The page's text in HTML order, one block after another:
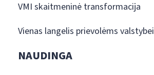
VMI skaitmeninė transformacija
Vienas langelis prievolėms
NAUDINGA